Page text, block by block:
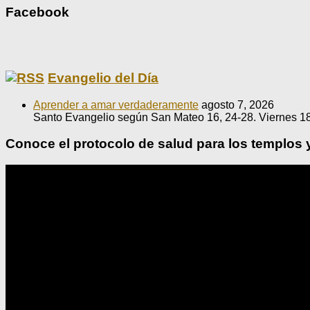
Facebook
Evangelio del Día
Aprender a amar verdaderamente agosto 7, 2026
Santo Evangelio según San Mateo 16, 24-28. Viernes
Conoce el protocolo de salud para los templos